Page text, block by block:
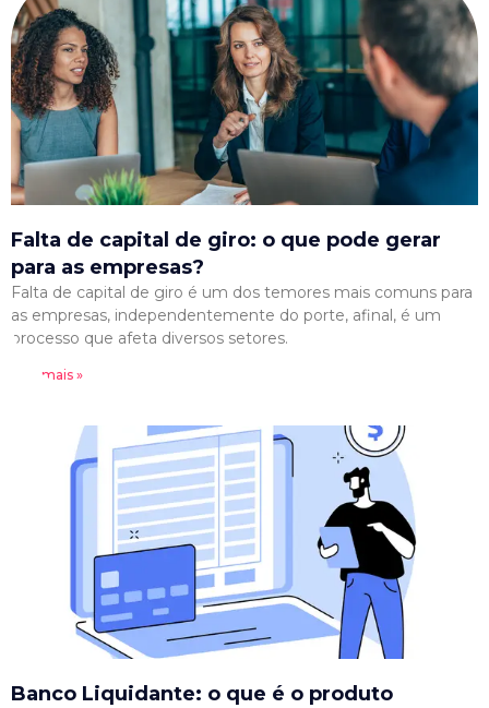
Falta de capital de giro: o que pode gerar
para as empresas?
Falta de capital de giro é um dos temores mais comuns para
as empresas, independentemente do porte, afinal, é um
processo que afeta diversos setores.
Leia mais »
Banco Liquidante: o que é o produto